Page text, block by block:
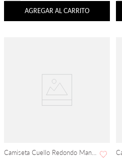
AGREGAR AL CARRITO